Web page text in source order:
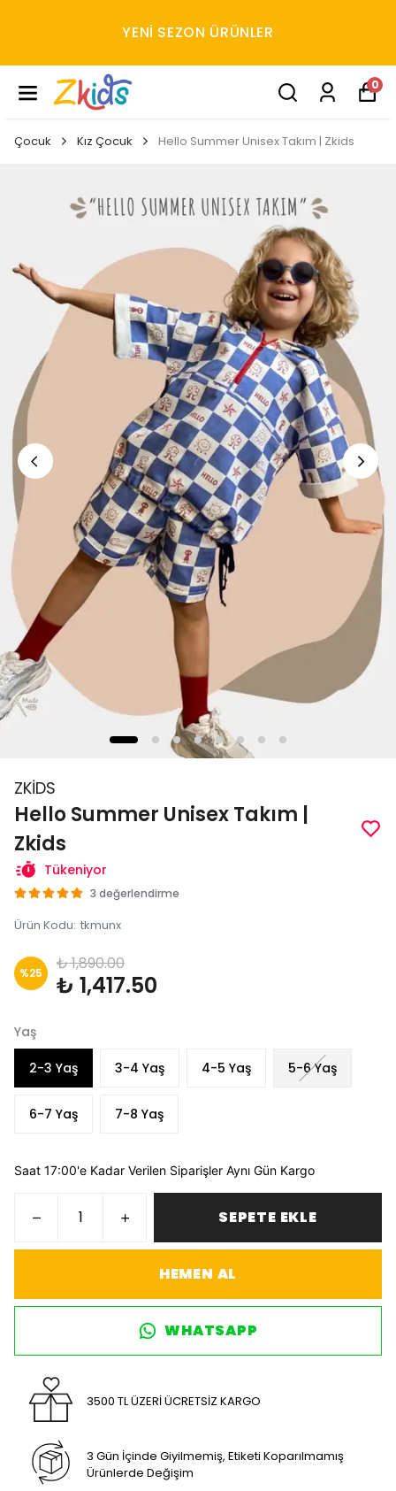
YENI SEZON ÜRÜNLER
0
Çocuk Kız Çocuk Hello Summer Unisex Takım | Zkids
ZKİDS
Hello Summer Unisex Takım |
Zkids
Tükeniyor
3 değerlendirme
Ürün Kodu: tkmunx
%25 ₺ 1,890.00
₺ 1,417.50
Yaş
2-3 Yaş 3-4 Yaş 4-5 Yaş 5-6 Yaş
6-7 Yaş 7-8 Yaş
Saat 17:00'e Kadar Verilen Siparişler Aynı Gün Kargo
SEPETE EKLE
HEMEN AL
WHATSAPP
3500 TL ÜZERİ ÜCRETSİZ KARGO
3 Gün İçinde Giyilmemiş, Etiketi Koparılmamış
Ürünlerde Değişim